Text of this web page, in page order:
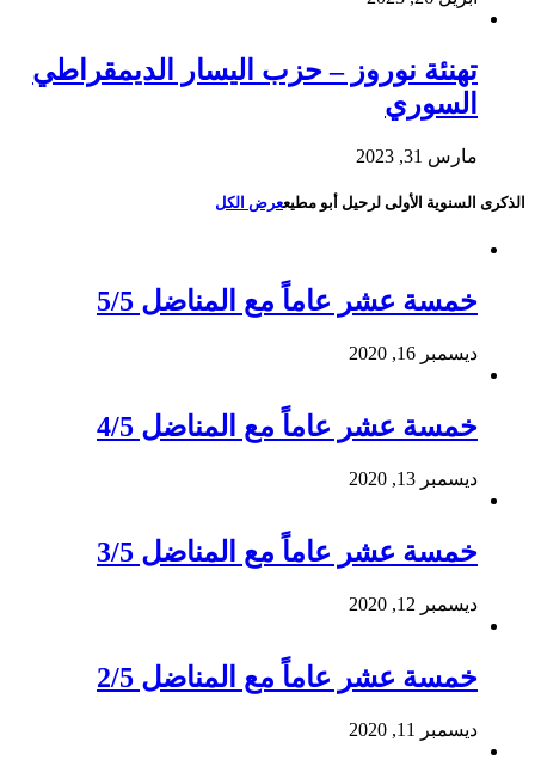
تهنئة نوروز – حزب اليسار الديمقراطي
السوري
مارس 31, 2023
الذكرى السنوية الأولى لرحيل أبو مطيععرض الكل
خمسة عشر عاماً مع المناضل 5/5
ديسمبر 16, 2020
خمسة عشر عاماً مع المناضل 4/5
ديسمبر 13, 2020
خمسة عشر عاماً مع المناضل 3/5
ديسمبر 12, 2020
خمسة عشر عاماً مع المناضل 2/5
ديسمبر 11, 2020